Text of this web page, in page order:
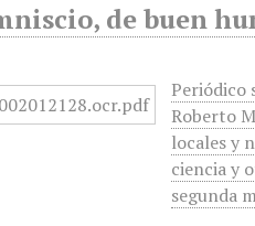
de buen
Periódico
Roberto
locales y
ciencia y
segunda